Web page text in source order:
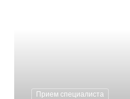
Прием специалиста